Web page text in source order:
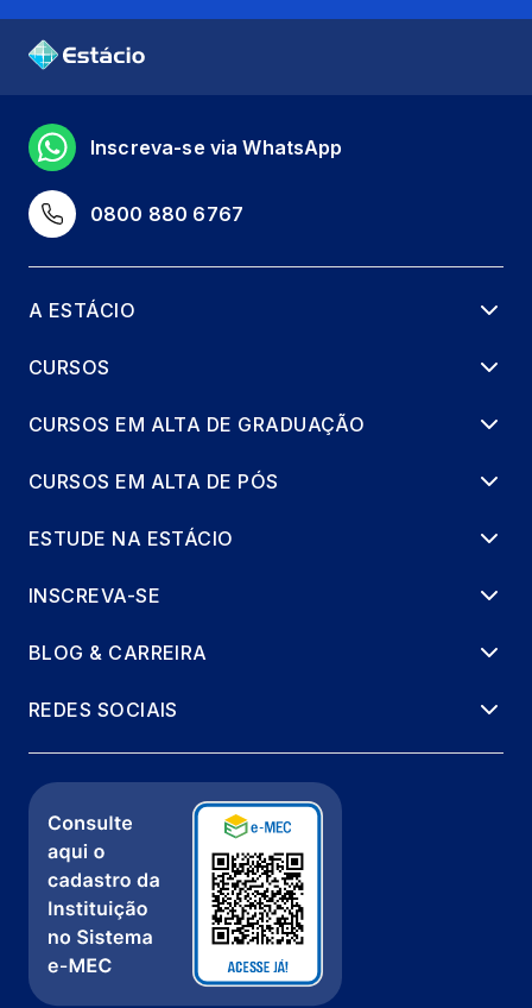
0800 880 6767
Inscreva-se via WhatsApp
A ESTÁCIO
CURSOS
CURSOS EM ALTA DE GRADUAÇÃO
CURSOS EM ALTA DE PÓS
ESTUDE NA ESTÁCIO
INSCREVA-SE
BLOG & CARREIRA
REDES SOCIAIS